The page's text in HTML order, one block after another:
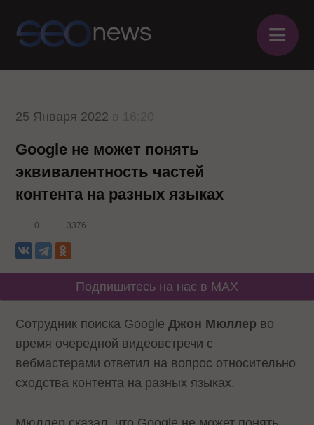
≡
25 Января 2022
Google не может понять
эквивалентность частей
контента на разных языках
0 3376
Подпишитесь на нас в MAX
Сотрудник поиска GoogleДжон Мюллер во
время очередной видеовстречи с
вебмастерами ответил на вопрос относительно
сходства контента на разных языках.